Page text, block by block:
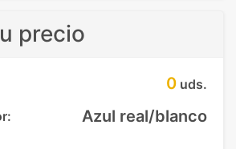
precio
0 uds.
Azul real/blanco